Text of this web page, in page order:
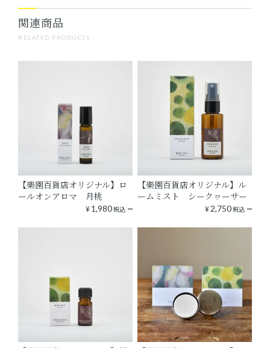
RELATED PRODUCTS
関連商品
【樂園百貨店オリジナル】ロ
ールオンアロマ 月桃
¥1,980税込
【樂園百貨店オリジナル】ル
ームミスト シークヮーサー
¥2,750税込